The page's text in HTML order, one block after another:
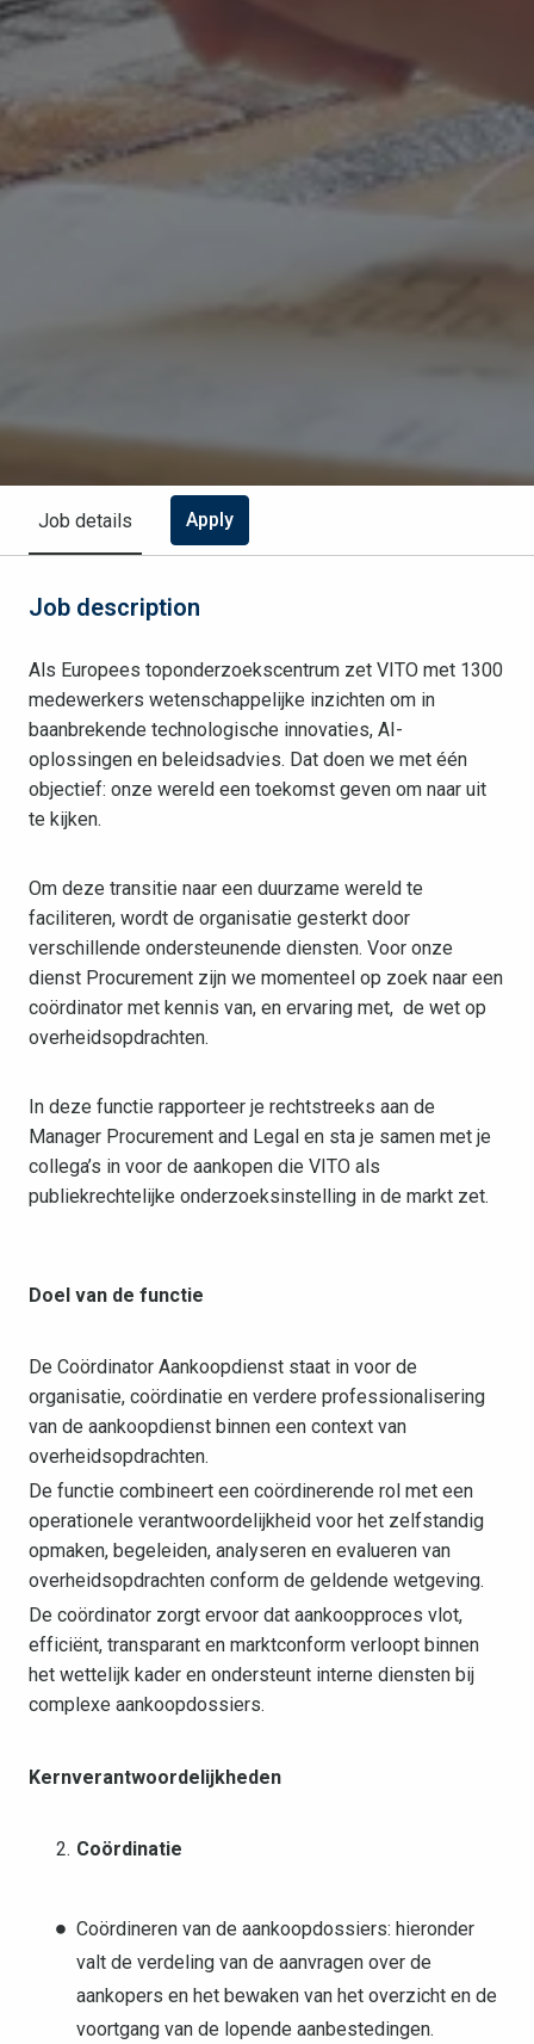
Job details Apply
Job description
Als Europees toponderzoekscentrum zet VITO met 1300
medewerkers wetenschappelijke inzichten om in
baanbrekende technologische innovaties, AI-
oplossingen en beleidsadvies. Dat doen we met één
objectief: onze wereld een toekomst geven om naar uit
te kijken.
Om deze transitie naar een duurzame wereld te
faciliteren, wordt de organisatie gesterkt door
verschillende ondersteunende diensten. Voor onze
dienst Procurement zijn we momenteel op zoek naar een
coördinator met kennis van, en ervaring met, de wet op
overheidsopdrachten.
In deze functie rapporteer je rechtstreeks aan de
Manager Procurement and Legal en sta je samen met je
collega’s in voor de aankopen die VITO als
publiekrechtelijke onderzoeksinstelling in de markt zet.
Doel van de functie
De Coördinator Aankoopdienst staat in voor de
organisatie, coördinatie en verdere professionalisering
van de aankoopdienst binnen een context van
overheidsopdrachten.
De functie combineert een coördinerende rol met een
operationele verantwoordelijkheid voor het zelfstandig
opmaken, begeleiden, analyseren en evalueren van
overheidsopdrachten conform de geldende wetgeving.
De coördinator zorgt ervoor dat aankoopproces vlot,
efficiënt, transparant en marktconform verloopt binnen
het wettelijk kader en ondersteunt interne diensten bij
complexe aankoopdossiers.
Kernverantwoordelijkheden
Coördinatie
Coördineren van de aankoopdossiers: hieronder
valt de verdeling van de aanvragen over de
aankopers en het bewaken van het overzicht en de
voortgang van de lopende aanbestedingen.